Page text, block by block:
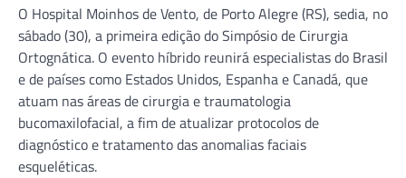
O Hospital Moinhos de Vento, de Porto Alegre (RS), sedia, no
sábado (30), a primeira edição do Simpósio de Cirurgia
Ortognática. O evento híbrido reunirá especialistas do Brasil
e de países como Estados Unidos, Espanha e Canadá, que
atuam nas áreas de cirurgia e traumatologia
bucomaxilofacial, a fim de atualizar protocolos de
diagnóstico e tratamento das anomalias faciais
esqueléticas.